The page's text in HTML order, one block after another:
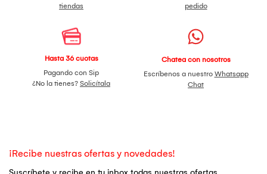
tiendas
pedido
Hasta 36 cuotas
Pagando con Sip
¿No la tienes? Solicítala
Chatea con nosotros
Escríbenos a nuestro Whatsapp
Chat
¡Recibe nuestras ofertas y novedades!